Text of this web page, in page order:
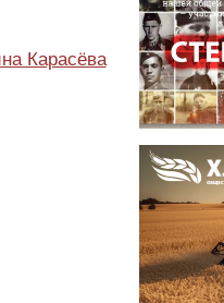
Карасёва